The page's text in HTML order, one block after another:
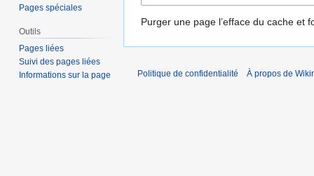
Purger une page l’efface du cache et
Pages spéciales
Outils
Pages liées
Suivi des pages liées
Informations sur la page
Politique de confidentialité À propos de